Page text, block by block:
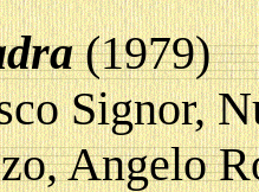
(1979)
Signor,
Angelo